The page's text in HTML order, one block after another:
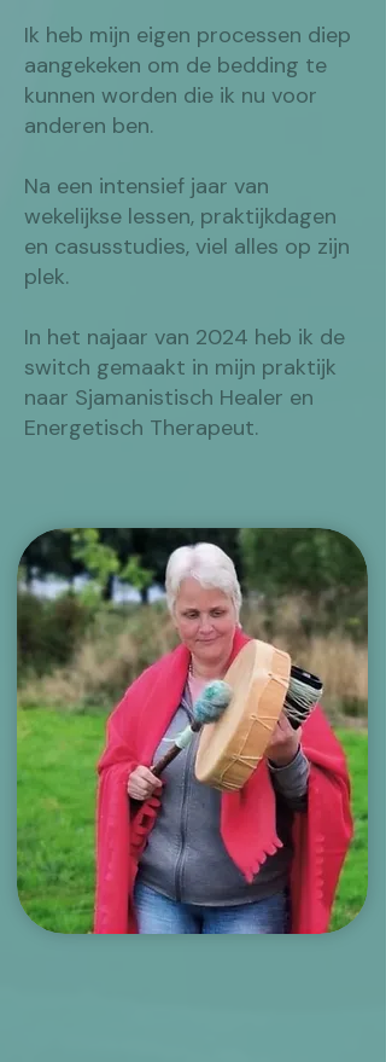
Ik heb mijn eigen processen diep
aangekeken om de bedding te
kunnen worden die ik nu voor
anderen ben.
Na een intensief jaar van
wekelijkse lessen, praktijkdagen
en casusstudies, viel alles op zijn
plek.
In het najaar van 2024 heb ik de
switch gemaakt in mijn praktijk
naar Sjamanistisch Healer en
Energetisch Therapeut.